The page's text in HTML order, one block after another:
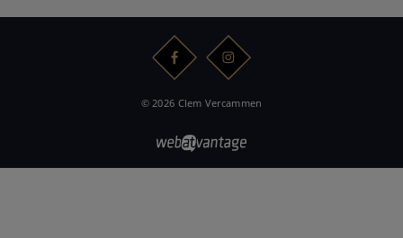
© 2026 Clem Vercammen